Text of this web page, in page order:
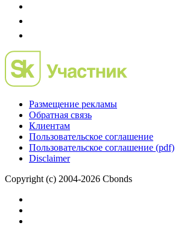
Размещение рекламы
Обратная связь
Клиентам
Пользовательское соглашение
Пользовательское соглашение (pdf)
Disclaimer
Copyright (c) 2004-2026 Cbonds